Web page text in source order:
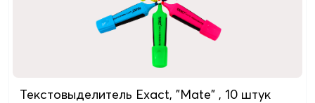
Текстовыделитель Exact, "Mate" , 10 штук